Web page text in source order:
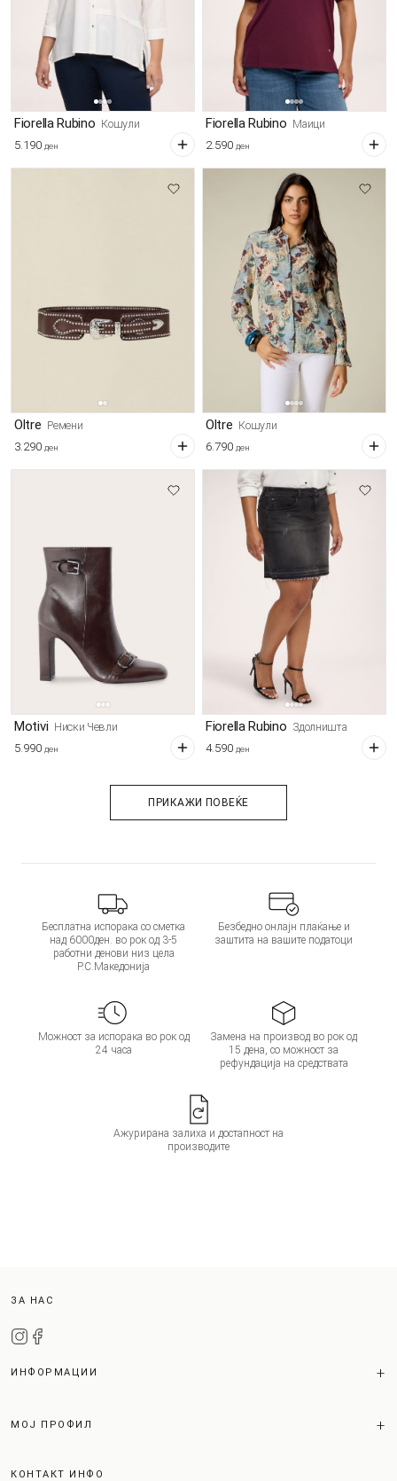
Fiorella Rubino Кошули
5.190 ден
Fiorella Rubino Маици
2.590 ден
Oltre Ремени
3.290 ден
Oltre Кошули
6.790 ден
Motivi Ниски Чевли
5.990 ден
Fiorella Rubino Здолништа
4.590 ден
ПРИКАЖИ ПОВЕЌЕ
Бесплатна испорака со сметка
над 6000ден. во рок од 3-5
работни денови низ цела
Р.С.Македонија
Безбедно онлајн плаќање и
заштита на вашите податоци
Можност за испорака во рок од
24 часа
Замена на производ во рок од
15 дена, со можност за
рефундација на средствата
Ажурирана залиха и достапност на
производите
ЗА НАС
ИНФОРМАЦИИ
МОЈ ПРОФИЛ
КОНТАКТ ИНФО